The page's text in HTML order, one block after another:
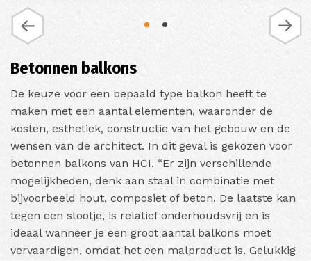
Betonnen balkons
De keuze voor een bepaald type balkon heeft te
maken met een aantal elementen, waaronder de
kosten, esthetiek, constructie van het gebouw en de
wensen van de architect. In dit geval is gekozen voor
betonnen balkons van HCI. “Er zijn verschillende
mogelijkheden, denk aan staal in combinatie met
bijvoorbeeld hout, composiet of beton. De laatste kan
tegen een stootje, is relatief onderhoudsvrij en is
ideaal wanneer je een groot aantal balkons moet
vervaardigen, omdat het een malproduct is. Gelukkig